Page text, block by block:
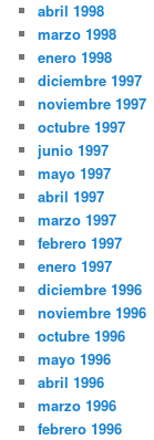
abril 1998
marzo 1998
enero 1998
diciembre 1997
noviembre 1997
octubre 1997
junio 1997
mayo 1997
abril 1997
marzo 1997
febrero 1997
enero 1997
diciembre 1996
noviembre 1996
octubre 1996
mayo 1996
abril 1996
marzo 1996
febrero 1996